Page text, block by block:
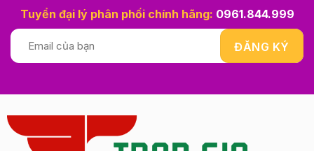
Tuyển đại lý phân phối chính hãng: 0961.844.999